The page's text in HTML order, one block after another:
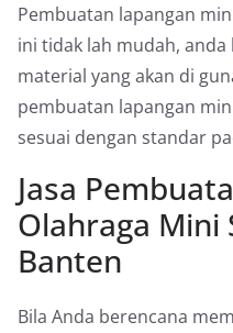
Pembuatan lapangan
ini tidak lah mudah,
material yang akan di
pembuatan lapangan
sesuai dengan standar
Jasa
Olahraga Mini
Banten
Bila Anda berencana